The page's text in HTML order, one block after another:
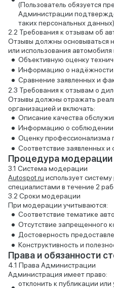
(Пользователь обязуется
Администрации
таких персональных
Требования к отзывам об
Отзывы должны основываться
или использования
Объективную оценку
Информацию о надёжности
Сравнение заявленных и
Требования к отзывам о
Отзывы должны отражать
организацией и включать:
Описание качества
Информацию о соблюдении
Оценку профессионализма
Соответствие заявленных и
Процедура модерации
Система модерации
Autospot.ru использует
специалистами в течение 2
Сроки модерации
При модерации учитываются:
Соответствие тематике
Отсутствие запрещенного
Достоверность
Конструктивность и
Права и обязанности
Права Администрации
Администрация имеет право:
отклонить к публикации